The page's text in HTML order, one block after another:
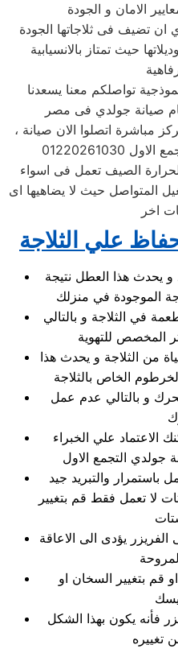
تضيف فى ثلاجاتها الجودة
حيث تمتاز بالانسيابية
تواصلكم معنا يسعدنا
صيانة جولدي فى مصر
، شهادة ضمان معتمدة من المركز مباشرة اتصلوا الان صيانة
الصيف تعمل فى اسواء
المتواصل حيث لا يضاهيها اى
علي الثلاجة
و يحدث هذا العطل نتيجة
الموجودة في منزلك
في الثلاجة و بالتالي
من الثلاجة و يحدث هذا
و بالتالي عدم عمل
باستمرار والتبريد جيد
لا تعمل فقط قم بتغيير
يؤدى الى الاعاقة
فأنه يكون بهذا الشكل